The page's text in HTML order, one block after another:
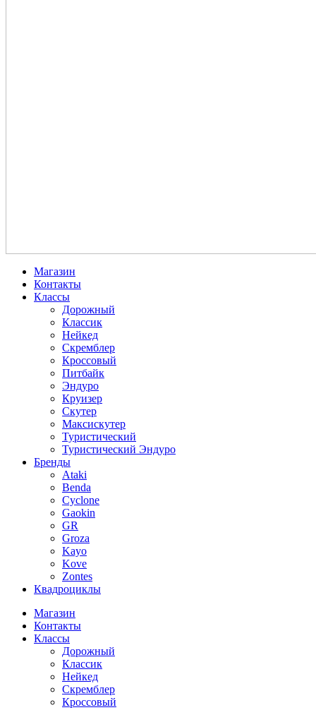
Магазин
Контакты
Классы
Дорожный
Классик
Нейкед
Скремблер
Кроссовый
Питбайк
Эндуро
Круизер
Скутер
Максискутер
Туристический
Туристический Эндуро
Бренды
Ataki
Benda
Cyclone
Gaokin
GR
Groza
Kayo
Kove
Zontes
Квадроциклы
Магазин
Контакты
Классы
Дорожный
Классик
Нейкед
Скремблер
Кроссовый